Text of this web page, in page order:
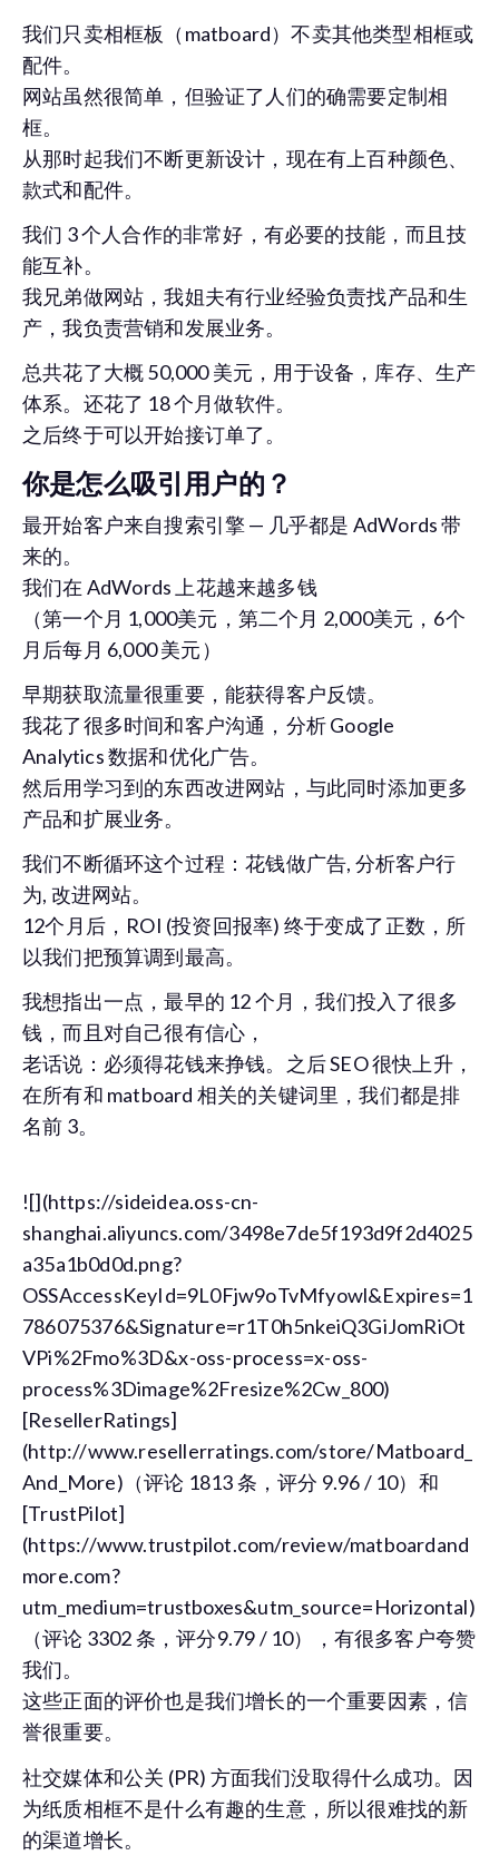
我们只卖相框板（matboard）不卖其他类型相框或
配件。
网站虽然很简单，但验证了人们的确需要定制相
框。
从那时起我们不断更新设计，现在有上百种颜色、
款式和配件。
我们 3 个人合作的非常好，有必要的技能，而且技
能互补。
我兄弟做网站，我姐夫有行业经验负责找产品和生
产，我负责营销和发展业务。
总共花了大概 50,000 美元，用于设备，库存、生产
体系。还花了 18 个月做软件。
之后终于可以开始接订单了。
你是怎么吸引用户的？
最开始客户来自搜索引擎 — 几乎都是 AdWords 带
来的。
我们在 AdWords 上花越来越多钱
（第一个月 1,000美元，第二个月 2,000美元，6个
月后每月 6,000 美元）
早期获取流量很重要，能获得客户反馈。
我花了很多时间和客户沟通，分析 Google
Analytics 数据和优化广告。
然后用学习到的东西改进网站，与此同时添加更多
产品和扩展业务。
我们不断循环这个过程：花钱做广告, 分析客户行
为, 改进网站。
12个月后，ROI (投资回报率) 终于变成了正数，所
以我们把预算调到最高。
我想指出一点，最早的 12 个月，我们投入了很多
钱，而且对自己很有信心，
老话说：必须得花钱来挣钱。之后 SEO 很快上升，
在所有和 matboard 相关的关键词里，我们都是排
名前 3。
![](https://sideidea.oss-cn-
shanghai.aliyuncs.com/3498e7de5f193d9f2d4025
a35a1b0d0d.png?
OSSAccessKeyId=9L0Fjw9oTvMfyowl&Expires=1
786075376&Signature=r1T0h5nkeiQ3GiJomRiOt
VPi%2Fmo%3D&x-oss-process=x-oss-
process%3Dimage%2Fresize%2Cw_800)
[ResellerRatings]
(http://www.resellerratings.com/store/Matboard_
And_More)（评论 1813 条，评分 9.96 / 10）和
[TrustPilot]
(https://www.trustpilot.com/review/matboardand
more.com?
utm_medium=trustboxes&utm_source=Horizontal)
（评论 3302 条，评分9.79 / 10），有很多客户夸赞
我们。
这些正面的评价也是我们增长的一个重要因素，信
誉很重要。
社交媒体和公关 (PR) 方面我们没取得什么成功。因
为纸质相框不是什么有趣的生意，所以很难找的新
的渠道增长。